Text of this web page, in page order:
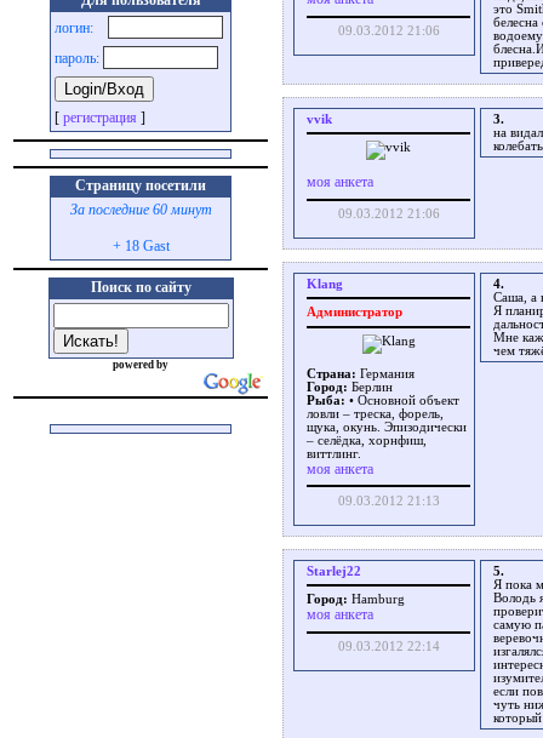
логин:
пароль:
[ регистрация ]
Страницу посетили
За последние 60 минут
+ 18 Gast
Поиск по сайту
powered by
09.03.2012 21:06
это
vvik
моя анкета
09.03.2012 21:06
3.
на
Klang
Администратор
Страна: Германия
Город: Берлин
Рыба: • Основной объект
ловли – треска, форель,
щука, окунь. Эпизодически
– селёдка, хорнфиш,
виттлинг.
моя анкета
09.03.2012 21:13
4.
Саша, а
Я
Мне
чем
Starlej22
Город: Hamburg
моя анкета
09.03.2012 22:14
5.
Я пока
Володь
самую
если
чуть
который